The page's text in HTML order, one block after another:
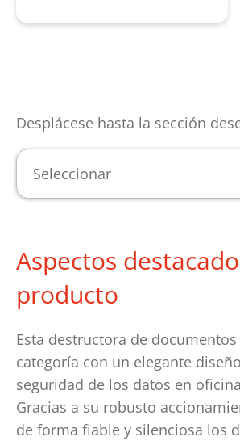
Desplácese hasta la sección
Seleccionar
Aspectos
producto
Esta destructora de
categoría con un elegante
seguridad de los datos en
Gracias a su robusto
de forma fiable y silenciosa los